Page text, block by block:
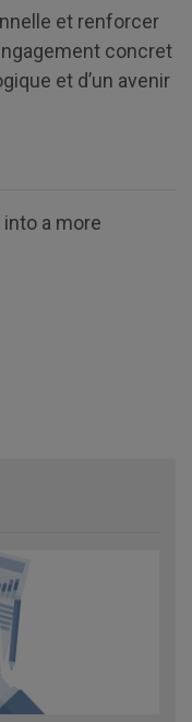
et renforcer
concret
et d’un avenir
a more